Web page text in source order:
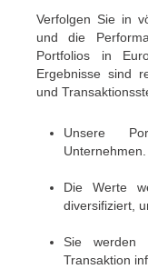
Verfolgen Sie in
und die
Portfolios in
Ergebnisse sind
und
Unsere
Unternehmen.
Die Werte
diversifiziert,
Sie werden
Transaktion